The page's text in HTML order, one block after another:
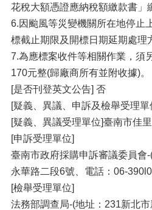
花稅大額憑證應納稅額繳款書」
6.因颱風等災變機關所在地停止
標截止期限及開標日期延期處理
7.為應標案收件等相關作業，須
170元整(歸廠商所有並附收據)。
[是否刊登英文公告] 否
[疑義、異議、申訴及檢舉受理單
[疑義、異議受理單位]臺南市佳
[申訴受理單位]
臺南市政府採購申訴審議委員會
永華路二段6號、電話：06-
[檢舉受理單位]
法務部調查局-(地址：231新北